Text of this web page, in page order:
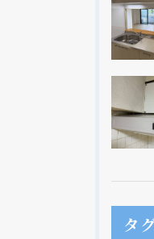
タ
クリックでチラ
クリックでチラ